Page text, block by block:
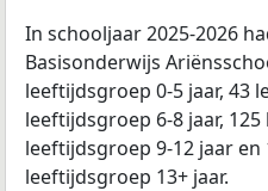
In schooljaar 2025-2026
Basisonderwijs
leeftijdsgroep 0-5 jaar, 43
leeftijdsgroep 6-8 jaar,
leeftijdsgroep 9-12 jaar
leeftijdsgroep 13+ jaar.